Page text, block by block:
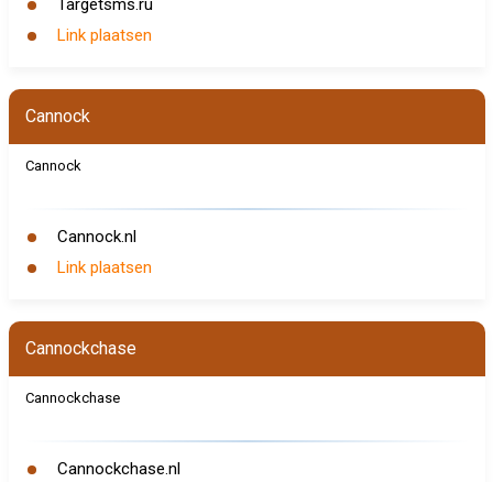
Targetsms.ru
Link plaatsen
Cannock
Cannock
Cannock.nl
Link plaatsen
Cannockchase
Cannockchase
Cannockchase.nl